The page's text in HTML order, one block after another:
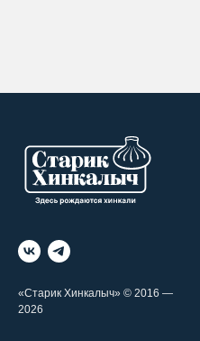
«Старик Хинкалыч» © 2016 —
2026